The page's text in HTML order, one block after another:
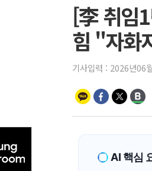
[李 취임
힘 "자화
기사입력 : 2026년06
AI 핵심